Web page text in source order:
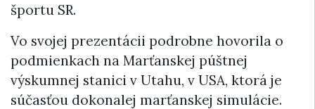
športu SR.
Vo svojej prezentácii podrobne hovorila o
podmienkach na Marťanskej púštnej
výskumnej stanici v Utahu, v USA, ktorá je
súčasťou dokonalej marťanskej simulácie.